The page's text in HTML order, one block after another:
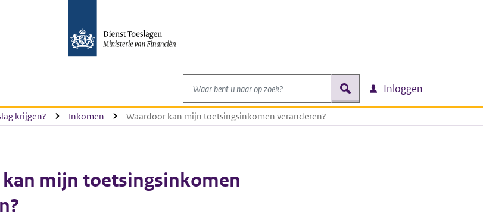
Waar bent u naar op zoek?
zoek Inloggen
krijgen? Inkomen Waardoor kan mijn toetsingsinkomen veranderen?
mijn toetsingsinkomen